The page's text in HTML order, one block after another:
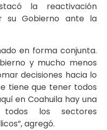
la reactivación
su Gobierno ante la
en forma conjunta.
y mucho menos
decisiones hacia lo
tiene que tener todos
en Coahuila hay una
los sectores
agregó.